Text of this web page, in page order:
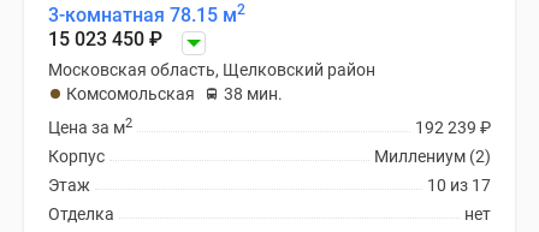
3-комнатная 78.15 м2
15 023 450 ₽
Московская область, Щелковский район
Комсомольская
38 мин.
192 239 ₽
Цена за м2
Миллениум (2)
Корпус
10 из 17
Этаж
нет
Отделка